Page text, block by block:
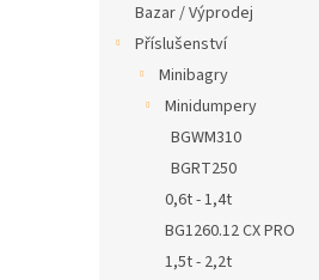
Bazar / Výprodej
Příslušenství
Minibagry
Minidumpery
BGWM310
BGRT250
0,6t - 1,4t
BG1260.12 CX PRO
1,5t - 2,2t